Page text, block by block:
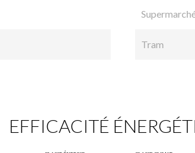
Tram
EFFICACITÉ